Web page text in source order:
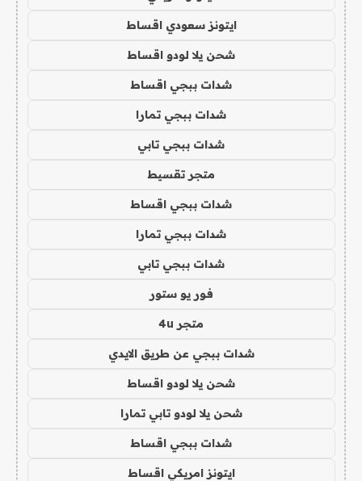
ايتونز سعودي اقساط
شحن يلا لودو اقساط
شدات ببجي اقساط
شدات ببجي تمارا
شدات ببجي تابي
متجر تقسيط
شدات ببجي اقساط
شدات ببجي تمارا
شدات ببجي تابي
فور يو ستور
متجر 4u
شدات ببجي عن طريق الايدي
شحن يلا لودو اقساط
شحن يلا لودو تابي تمارا
شدات ببجي اقساط
ايتونز امريكي اقساط